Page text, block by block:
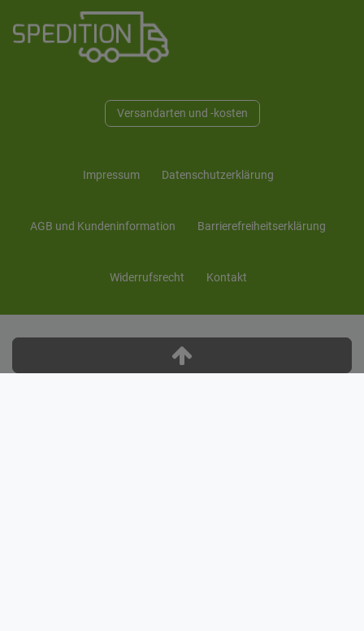
Versandarten und -kosten
Impressum Daten­schutz­erklärung
AGB und Kunden­information Barrierefreiheitserklärung
Widerrufs­recht Kontakt